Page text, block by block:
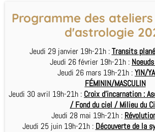
Programme des
d'astrologie
Jeudi 29 janvier 19h-21h :Transits
Jeudi 26 février 19h-21h :
Jeudi 26 mars 19h-21h :YIN/
FÉMININ/MASCULIN
Jeudi 30 avril 19h-21h : Croix d'incarnation :
/ Fond du ciel / Milieu du
Jeudi 28 mai 19h-21h :
Jeudi 25 juin 19h-21h : Découverte de la